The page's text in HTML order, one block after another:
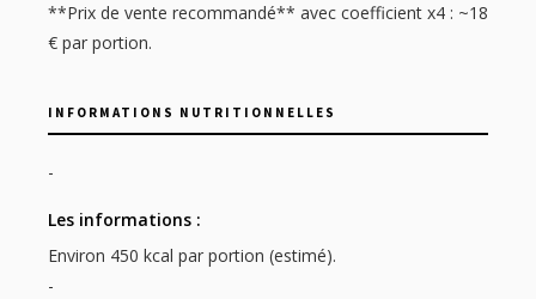
**Prix de vente recommandé** avec coefficient x4 : ~18
€ par portion.
INFORMATIONS NUTRITIONNELLES
-
Les informations :
Environ 450 kcal par portion (estimé).
-